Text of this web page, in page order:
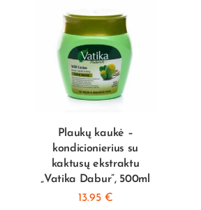
Plaukų kaukė –
kondicionierius su
kaktusų ekstraktu
„Vatika Dabur”, 500ml
13.95 €